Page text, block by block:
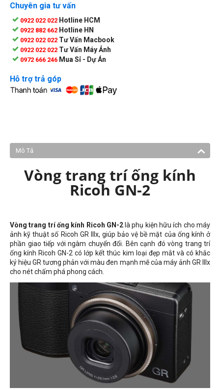
Chuyên gia tư vấn
0922 022 022 Hotline HCM
0922 882 662 Hotline HN
0922 022 022 Tư Vấn Macbook
0922 022 022 Tư Vấn Máy Ảnh
0972 666 246 Mua Sỉ - Dự Án
Hỗ trợ trả góp
Mô Tả
Vòng trang trí ống kính
Ricoh GN-2
Vòng trang trí ống kính Ricoh GN-2 là phụ kiện hữu ích cho máy
ảnh kỹ thuật số Ricoh GR IIIx, giúp bảo vệ bề mặt của ống kính ở
phần giao tiếp với ngàm chuyển đổi. Bên cạnh đó vòng trang trí
ống kính Ricoh GN-2 có lớp kết thúc kim loại đẹp mắt và có khắc
ký hiệu GR tương phản với màu đen mạnh mẽ của máy ảnh GR IIIx
cho nét chấm phá phong cách.